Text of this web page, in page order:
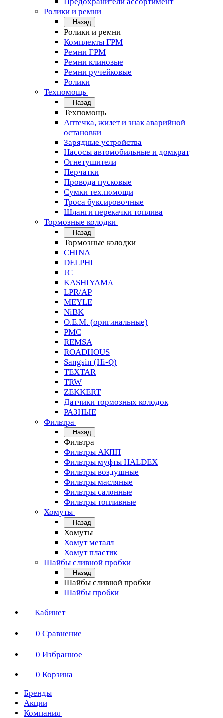
Ролики и ремни
Назад
Ролики и ремни
Комплекты ГРМ
Ремни ГРМ
Ремни клиновые
Ремни ручейковые
Ролики
Техпомощь
Назад
Техпомощь
Аптечка, жилет и знак аварийной
остановки
Зарядные устройства
Насосы автомобильные и домкрат
Огнетушители
Перчатки
Провода пусковые
Сумки тех.помощи
Троса буксировочные
Шланги перекачки топлива
Тормозные колодки
Назад
Тормозные колодки
CHINA
DELPHI
JC
KASHIYAMA
LPR/AP
MEYLE
NiBK
O.E.M. (оригинальные)
PMC
REMSA
ROADHOUS
Sangsin (Hi-Q)
TEXTAR
TRW
ZEKKERT
Датчики тормозных колодок
РАЗНЫЕ
Фильтра
Назад
Фильтра
Фильтры АКПП
Фильтры муфты HALDEX
Фильтры воздушные
Фильтры масляные
Фильтры салонные
Фильтры топливные
Хомуты
Назад
Хомуты
Хомут металл
Хомут пластик
Шайбы сливной пробки
Назад
Шайбы сливной пробки
Шайбы пробки
Кабинет
0 Сравнение
0 Избранное
0 Корзина
Бренды
Акции
Компания